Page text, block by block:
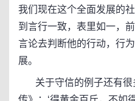
我们现在这个全面发展的
到言行一致，表里如一，
言论去判断他的行动，行
展。
关于守信的例子还有很